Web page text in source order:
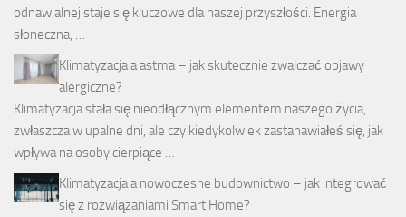
odnawialnej staje się kluczowe dla naszej przyszłości. Energia
słoneczna, …
Klimatyzacja a astma – jak skutecznie zwalczać objawy
alergiczne?
Klimatyzacja stała się nieodłącznym elementem naszego życia,
zwłaszcza w upalne dni, ale czy kiedykolwiek zastanawiałeś się, jak
wpływa na osoby cierpiące …
Klimatyzacja a nowoczesne budownictwo – jak integrować
się z rozwiązaniami Smart Home?